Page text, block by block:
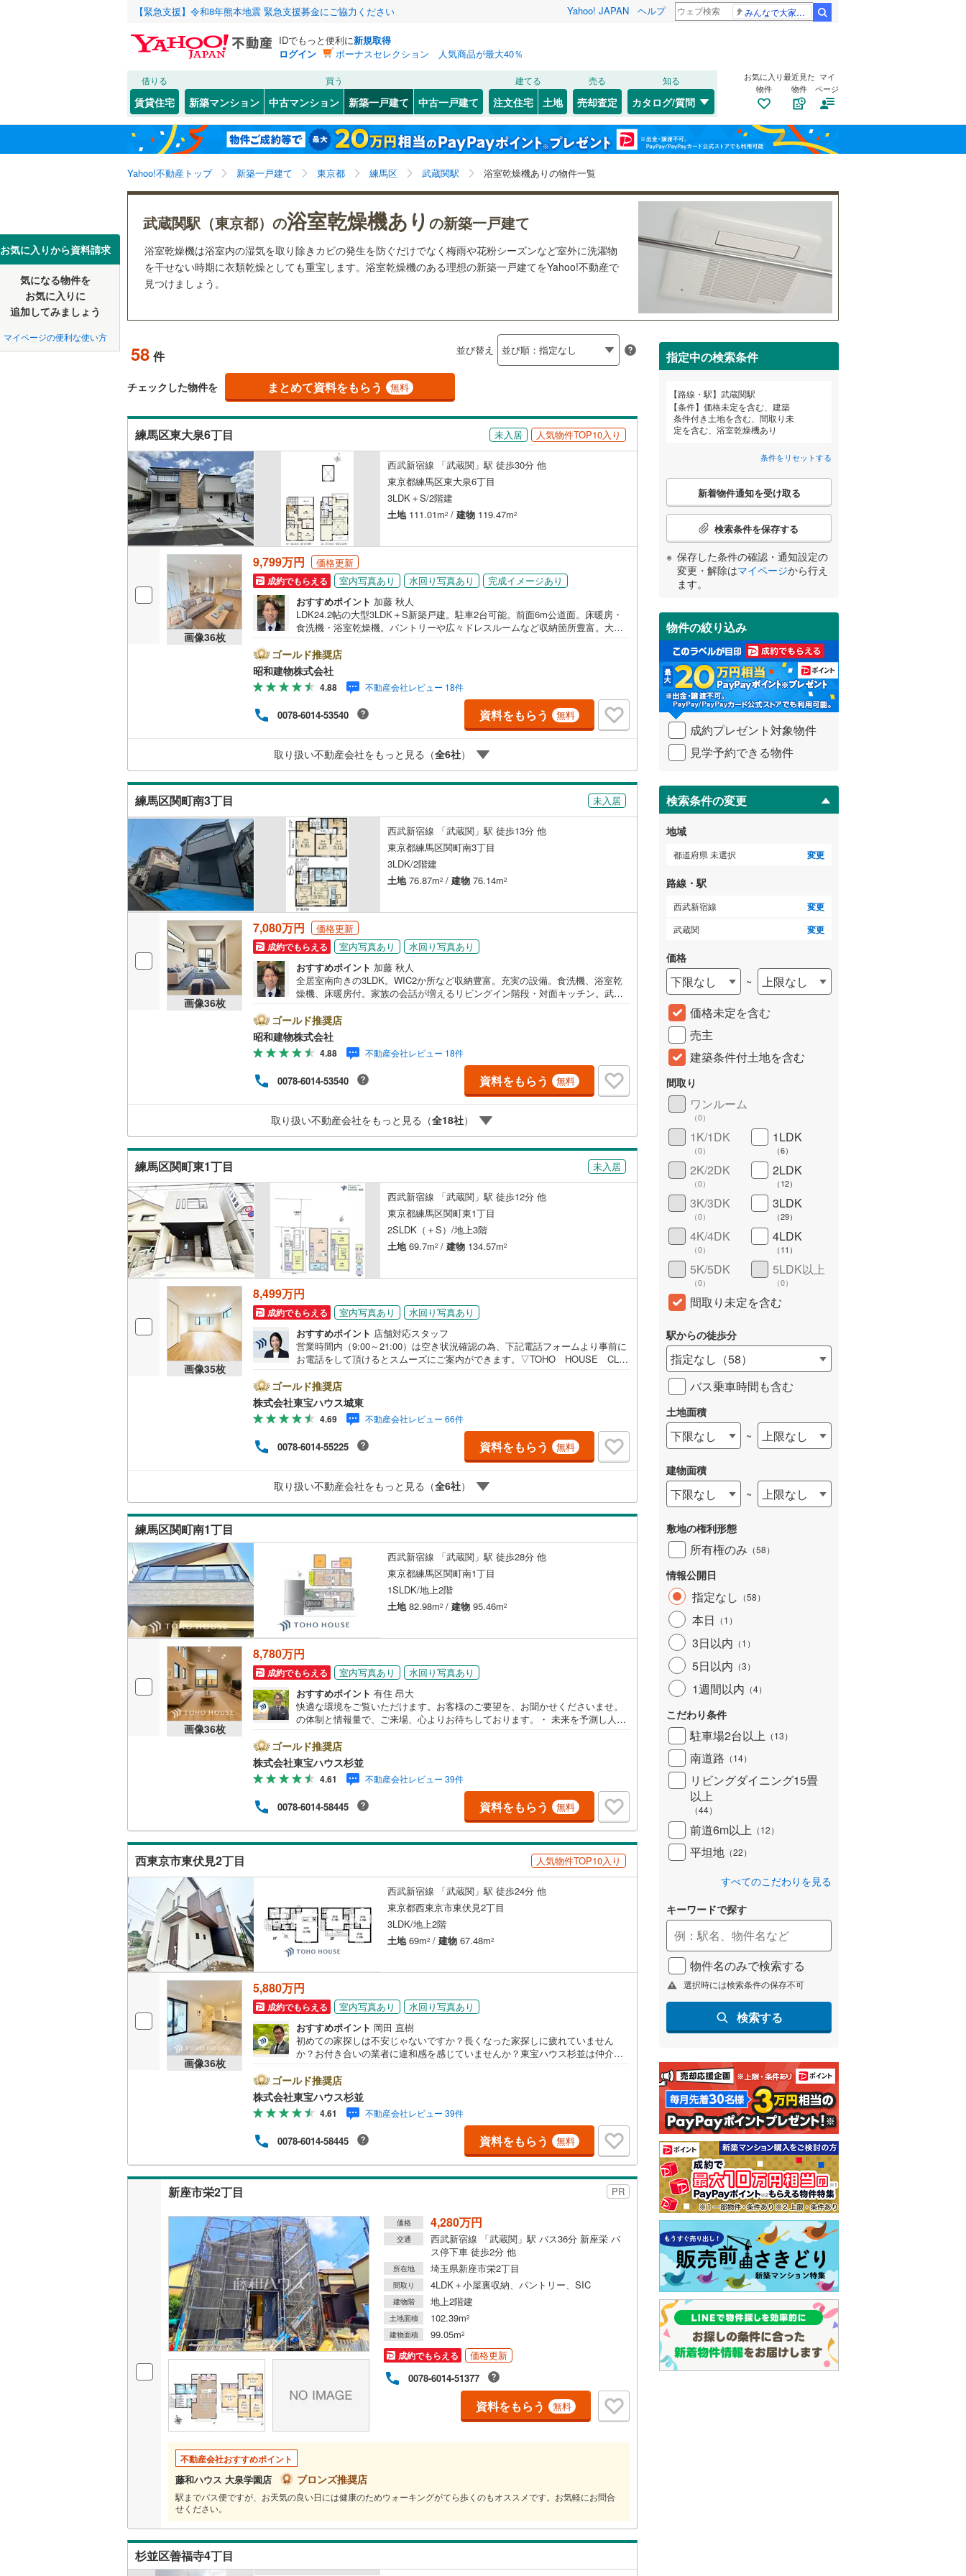
【緊急支援】令和8年熊本地震 緊急支援募金にご協力ください Yahoo! JAPAN ヘルプ みんなで大家さん 2881億円
IDでもっと便利に新規取得
ログイン
ボーナスセレクション 人気商品が最大40％
借りる
賃貸住宅
買う
新築マンション 中古マンション 新築一戸建て 中古一戸建て
建てる
注文住宅 土地
売る
売却査定
知る
カタログ/質問
お気に入り
物件
最近見た
物件
マイ
ページ
Yahoo!不動産トップ 新築一戸建て 東京都 練馬区 武蔵関駅 浴室乾燥機ありの物件一覧
お気に入りから資料請求
気になる物件を
お気に入りに
追加してみましょう
マイページの便利な使い方
武蔵関駅（東京都）の浴室乾燥機あり の新築一戸建て
浴室乾燥機は浴室内の湿気を取り除きカビの発生を防ぐだけでなく梅雨や花粉シーズンなど室外に洗濯物
を干せない時期に衣類乾燥としても重宝します。浴室乾燥機のある理想の新築一戸建てをYahoo!不動産で
見つけましょう。
58 件 並び替え
チェックした物件を まとめて資料をもらう 無料
練馬区東大泉6丁目 未入居 人気物件TOP10入り
西武新宿線 「武蔵関」駅 徒歩30分 他
東京都練馬区東大泉6丁目
3LDK＋S/2階建
土地111.01m2 / 建物 119.47m2
画像36枚
9,799万円 価格更新
成約でもらえる 室内写真あり 水回り写真あり
完成イメージあり
おすすめポイント 加藤 秋人
LDK24.2帖の大型3LDK＋S新築戸建。駐車2台可能。前面6m公道面。床暖房・
食洗機・浴室乾燥機。パントリーや広々ドレスルームなど収納箇所豊富。大泉
建物です・・・ 西荻窪に創業44年、地域密着の不動産会社です。 不動産購
入、買換えには、不安がつきもの。 物件の選定や住宅ローンはもちろん地域密
着だからこその情報をお伝え、ご提案いたします。 お気軽にご相談、ご来社
頂ける会社です。スタッフ一同、心よりお待ちしております。 同じ立地、同じ
建物は存在しません。唯一無二の不動産をお手伝いいたします。 キッズルーム
充実・チャイルド-シートの用意もございます。 ご家族で楽しくご検討頂けるよ
うご案内しておりますのでぜひ、お気軽にお問い合わせください。 営業時間:
ゴールド推奨店
昭和建物株式会社
4.88 不動産会社レビュー 18件
0078-6014-53540 資料をもらう 無料
取り扱い不動産会社をもっと見る（全6社）
練馬区関町南3丁目 未入居
西武新宿線 「武蔵関」駅 徒歩13分 他
東京都練馬区関町南3丁目
3LDK/2階建
土地76.87m2 / 建物 76.14m2
画像36枚
7,080万円 価格更新
成約でもらえる 室内写真あり
水回り写真あり
おすすめポイント 加藤 秋人
全居室南向きの3LDK。WIC2か所など収納豊富。充実の設備。食洗機、浴室乾
燥機、床暖房付。家族の会話が増えるリビングイン階段・対面キッチン。武蔵
地。 ・・・地域密着昭和建物です・・・ 西荻窪に創業44年、地域密着の不動
産会社です。 不動産購入、買換えには、不安がつきもの。 物件の選定や住宅
ローンはもちろん地域密着だからこその情報をお伝え、ご提案いたします。
お気軽にご相談、ご来社頂ける会社です。スタッフ一同、心よりお待ちしてお
たします。 キッズルーム充実・チャイルド-シートの用意もございます。 ご家
族で楽しくご検討頂けるようご案内しておりますのでぜひ、お気軽にお問い合
ゴールド推奨店
昭和建物株式会社
4.88 不動産会社レビュー 18件
0078-6014-53540 資料をもらう 無料
取り扱い不動産会社をもっと見る（全18社）
練馬区関町東1丁目 未入居
西武新宿線 「武蔵関」駅 徒歩12分 他
東京都練馬区関町東1丁目
2SLDK（＋S）/地上3階
土地69.7m2 / 建物 134.57m2
画像35枚
8,499万円
成約でもらえる 室内写真あり
水回り写真あり
おすすめポイント 店舗対応スタッフ
営業時間内（9:00～21:00）は空き状況確認の為、下記電話フォームより事前に
お電話をして頂けるとスムーズにご案内ができます。▽TOHO HOUSE CLU
て暮らしの「安心」を守り続けます。【Yahoo！ 不動産キャンペーン対象店
舗】当店で物件を成約するとPayPayボーナスライトがもらえる「Yahoo！ 不動
産 物件ご成約キャンペーン」の対象になります。「資料をもらう」「見学予約
をする」ボタンからお問い合わせください。※必ずYahoo！ JAPAN IDでログイ
ンしてください。※PayPayボーナスライトは出金と譲渡はできません。ご案
内・詳細な資料のご請求はお気軽にどうぞ♪お電話でのお問い合わせも常時受け
付けております！■頭金0円からのご購入可能です■（諸費用もOK）お気軽にお
ゴールド推奨店
株式会社東宝ハウス城東
4.69 不動産会社レビュー 66件
0078-6014-55225 資料をもらう 無料
取り扱い不動産会社をもっと見る（全6社）
練馬区関町南1丁目
西武新宿線 「武蔵関」駅 徒歩28分 他
東京都練馬区関町南1丁目
1SLDK/地上2階
土地82.98m2 / 建物 95.46m2
画像36枚
8,780万円
成約でもらえる 室内写真あり
水回り写真あり
おすすめポイント 有住 昂大
快適な環境をご覧いただけます。お客様のご要望を、お聞かせくださいませ。
の体制と情報量で、ご来場、心よりお待ちしております。・ 未来を予測し人生
リフォームをオンライン上でご提案「ミラカレクラブ」。・ 不動産売却時、ご
自宅を綺麗にかつ瀟洒にさせるCG加工ホームステイジングサービス。・ 購入
者様へ、税理士による確定申告の無料セミナーをご招待いたします。◆ご予約
に際して◆日時のご希望をお伝えください。（もちろん当日でも対応可能で
す）事前に鍵等の手配や内覧（居住中物件）の手配が必要な場合がございます
のでご容赦ください。事前にご連絡をいただけると、スムーズなご案内が可能
となりますのでお手数ですがご一報ください。◆物件のご案内は◆弊社へのご
来社、お客様宅へのお迎え・最寄駅での待ち合わせ、物件周辺のコンビニ等で
お待ち合わせなど、ご希望をお伝えください。ご希望条件をお伝え頂けました
ら、ご見学希望物件以外の資料も用意して参ります。もちろん他の物件も併せ
てご案内させていただきます。
ゴールド推奨店
株式会社東宝ハウス杉並
4.61 不動産会社レビュー 39件
0078-6014-58445 資料をもらう 無料
西東京市東伏見2丁目 人気物件TOP10入り
西武新宿線 「武蔵関」駅 徒歩24分 他
東京都西東京市東伏見2丁目
3LDK/地上2階
土地69m2 / 建物 67.48m2
画像36枚
5,880万円
成約でもらえる 室内写真あり
水回り写真あり
おすすめポイント 岡田 直樹
初めての家探しは不安じゃないですか？長くなった家探しに疲れていません
か？お付き合いの業者に違和感を感じていませんか？東宝ハウス杉並は仲介業
お探しします。東宝ハウス杉並【（FD）:】ご見学希望の物件以外も併せてご案
内させていただきます。遠慮なくご希望をお伝えくださいませ。■ご見学につい
て■【営業時間 9:00～21:00】人気物件は特に問い合わせが集中するため、お早
めにお電話くださいませ。「室内・現地を見学する」ボタンよりご予約いただ
くとご見学がスムーズとなります。■TOHO HOUSE CLUB■弊社で売買された
お客様はTOHO HOUSE CLUBに加入可能。10～20年後のリフォーム、保険の見
直しや借り換えなど、オンラインでやりとりができます。■FPによるファイナ
ンシャルライフサポート■ファイナンシャルプランナーが住宅ローン、保険・税
金、資産運用、相続などの対策をアドバイスを致します。
ゴールド推奨店
株式会社東宝ハウス杉並
4.61 不動産会社レビュー 39件
0078-6014-58445 資料をもらう 無料
新座市栄2丁目 PR
価格 4,280万円
交通
西武新宿線 「武蔵関」駅 バス36分 新座栄 バ
ス停下車 徒歩2分 他
所在地 埼玉県新座市栄2丁目
間取り 4LDK＋小屋裏収納、パントリー、SIC
建物階 地上2階建
土地面積 102.39m2
建物面積 99.05m2
成約でもらえる
価格更新
0078-6014-51377
資料をもらう 無料
不動産会社おすすめポイント
藤和ハウス 大泉学園店 ブロンズ推奨店
駅までバス便ですが、お天気の良い日には健康のためウォーキングがてら歩くのもオススメです。お気軽にお問合
せください。
杉並区善福寺4丁目
指定中の検索条件
路線・駅
武蔵関駅
条件
価格未定を含む、建築
条件付き土地を含む、間取り未
定を含む、浴室乾燥機あり
条件をリセットする
こ
検
条
件
受
け
取
る
・
条
件
を
イ
ペ
ジ
に
保
存
す
る
新着物件通知を受け取る
検索条件を保存する
保存した条件の確認・通知設定の
変更・解除はマイページから行え
ます。
物件の絞り込み
成約プレゼント対象物件
見学予約できる物件
検索条件の変更
地域
都道府県 未選択 変更
路線・駅
西武新宿線 変更
武蔵関 変更
価格
下限なし ~
上限なし
価格未定を含む
売主
建築条件付土地を含む
間取り
ワンルーム
（0）
1K/1DK
（0）
1LDK
（6）
2K/2DK
（0）
2LDK
（12）
3K/3DK
（0）
3LDK
（29）
4K/4DK
（0）
4LDK
（11 ）
5K/5DK
（0）
5LDK以上
（0）
間取り未定を含む
駅からの徒歩分
指定なし （58）
バス乗車時間も含む
土地面積
下限なし ~ 上限なし
建物面積
下限なし ~ 上限なし
敷地の権利形態
所有権のみ （58）
情報公開日
指定なし （58）
本日 （1 ）
3日以内 （1 ）
5日以内 （3）
1週間以内 （4）
こだわり条件
駐車場2台以上 （13）
南道路 （14）
リビングダイニング15畳
以上
（44）
前道6m以上 （12）
平坦地 （22）
すべてのこだわりを見る
キーワードで探す
物件名のみで検索する
選択時には検索条件の保存不可
検索する
北海道 北海道
東北 青森 岩手 宮城 秋田 山形 福島
関東 東京 神奈川 埼玉 千葉 茨城
新潟 長野 富山
東海 愛知 岐阜 静岡 三重
近畿
中国 鳥取 島根 岡山 広島 山口
高知
福岡 佐賀 長崎 鹿児島 沖縄
該当物件0件 この条件で検索する 条件をリセットする
該当物件0件 この条件で検索する 条件をリセットする
該当物件0件 この条件で検索する 条件をリセットする
JR 函館本線(0) 札沼線(0) 千歳線(0)
石勝線(0) 室蘭本線(0) 日高本線(0)
根室本線(0) 富良野線(0) 宗谷本線(0)
石北本線
(0) 釧網本線(0)
常磐線(1,039) 水郡線(228) 川越線(645)
高崎線(1,290) 上越線(229)
両毛線(233 ) 水戸線(55) 日光線(165)
213)
釜石線(6)
花輪線 (0) 八戸線(0)
大湊線(0)
陸羽西線(0)
米坂線(2) 左沢線( 44
五能線(0)
信越本線(100)
飯山線(0 越後線(7) 弥彦線(0)
湘南新宿ライン（宇都宮～逗子）
(1,843)
湘南新宿ライン（前橋～小田原）
総武本線(557)
外房線(197) 内房線(402) 京葉線(237
成田線(205) 鹿島線(6 久留里線(137)
山手線(79)
南武線(537) 武蔵野線(1,842)
横浜線 (1,732) 横須賀線(676 )
相模線(1,363) 中央本線（JR東日本）(1,288 ) 青梅線
五日市線 (206) 八高線 小海線(2)
篠ノ井線(11) 大糸線（JR東日本）(4)
総武線(953)
伊東線(1) 東海道本線（JR東海） 御殿場線
身延線(93) 飯田線 中央本線（JR東海）
武豊線(144) 高山本線（JR東海） 太多線 (66
関西本線（JR東海）
名松線(4)
参宮線( 0) 東海道本線（JR西日本）
大糸線（JR西日本）
0 小浜線
越美北線(0) 七尾線(0) 城端線(0 )
氷見線
(0) 関西本線（JR西日本） (
紀勢本線（JR西日本）
大阪環状線
福知山線(229) 山陽本線（JR西日本）( 753)
播但線(53) 姫新線
赤穂線(43) 津山線 (34
宇野線(36) 伯備線(63) 芸備線(47 )
可部線(27)
岩徳線(0 山口線(2) 宇部線(3)
小野田線(2) 美祢線 山陰本線(
舞鶴線(4) 因美線(0 1)
木次線(0) 草津線(40) 奈良線 (172
桜井線(134) 片町線 和歌山線(93 )
阪和線(87) 東西線(37)
おおさか東線( 72) 本四備讃線 (5) 予讃線(1 )
内子線 (0) 高徳線(1)
鳴門線(0 牟岐線(3)
土讃線( 1 山陽本線（JR九州） (31)
香椎線(349) 篠栗線(183
三角線( 223) 肥薩線 指宿枕崎線 147
長崎本線(178) 唐津線(40)
佐世保線(16) 大村線(21) 久大本線(88)
豊肥本線(453) 日豊本線 日田彦山線(
日南線 (50) 筑豊本線(169 )
後藤寺線( 48) 北海道新幹線 (0
東北新幹線
山形新幹線(436 )
秋田新幹線(253) 北陸新幹線 東海道新幹線
山陽新幹線(224) 北陸新幹線（JR西日本）( 2)
札幌市営地下鉄南北線 札幌市営地下鉄東豊線
仙台市地下鉄東西線(105) 東京メトロ銀座線
東京メトロ丸ノ内方南支線( 19) 東京メトロ日比谷線
東京メトロ東西線(317) 東京メトロ千代田線(157) 東京メトロ有楽町線
東京メトロ半蔵門線(30) 東京メトロ南北線(84) 東京メトロ副都心線( 191 )
都営浅草線
都営三田線 都営新宿線( 379 )
都営大江戸線(101)
横浜市営地下鉄グリーンライン
297)
名古屋市営地下鉄東山線(409) 名古屋市営地下鉄名城線(317) 名古屋市営地下鉄鶴舞線(262)
名古屋市営地下鉄桜通線(344) 名古屋市営地下鉄上飯田線
京都市営地下鉄烏丸線 (23 OsakaMetro長堀鶴見緑地線
OsakaMetro今里筋線(30) OsakaMetro御堂筋線(69)
OsakaMetro四つ橋線
OsakaMetro千日前線(6)
OsakaMetro堺筋線( 神戸市営地下鉄海岸線(18)
福岡市地下鉄空港線( 福岡市地下鉄箱崎線(13 福岡市地下鉄七隈線(334)
私鉄・その他 札幌市電(0) 函館市電(0) 函館市電宝来・谷地頭線(0)
真岡鐵道(14)
阿武隈急行
91 会津鉄道 山形鉄道フラワー長井線(0)
秋田内陸縦貫鉄道( ) しなの鉄道北しなの線 ( 2)
えちごトキめき鉄道妙高はねうまラ
イン(3)
いすみ鉄道(0) 北越急行ほくほく線 (0 ) しなの鉄道(13)
IGRいわて銀河鉄道(0 津軽鉄道(0)
弘南鉄道弘南線(0) 三陸鉄道リアス線(9)
由利高原鉄道鳥海山ろく線
福島交通飯坂線 仙台空港アクセス線(66)
長野電鉄長野線(5 上田電鉄別所線 5)
関東鉄道竜ケ崎線(18)
鹿島臨海鉄道大洗鹿島線
小湊鐵道(64)
上毛電気鉄道上毛線(166) 秩父鉄道(128)
流鉄流山線(209) つくばエクスプレス(619)
該当物件0件 この条件で検索する 条件をリセットする
(3) (2) (9) (19) (10) (7) (17) 鷺ノ宮 (53) (37) (44)
61) (58 ) (35) (95) (146 ) (191) (85 (184)
(126
該当物件0件 この条件で検索する 条件をリセットする
こだわり条件 設備
床暖房（34） オール電化（0） トイレ２か所（48）
駐車場2台以上（13） ビルトインガレージ（11） 太陽光発電システム（11）
ＴＶモニタ付インターホン
（52）
防犯カメラ（1）
配置、向き、建ち方、日当たり
前道6m以上 （12 ） 角地（8） 南道路 （14）
LD
（44）
（33）
設計住宅性能評価付き
（11）
住宅性能評価付き（7）
長期優良住宅
大規模（総区画数50戸以上）
最寄りの駅が始発駅 小学校まで1km以内（ 37）
間取り、居室全体
吹き抜け（12） バリアフリー住宅（28） 間取り変更可能（
二世帯向け（0 3階建て以上（3 ）
サービスルーム（納戸）
独立型キッチン（4） 対面キッチン（55）
浴室乾燥機あり ）
バルコニー、庭
ウッドデッキあり
収納
ウォークインクローゼット
（27 ）
販売、価格、契約、入居関連など
即入居可能（ 15）
オンライン対応
オンライン対応とは？ 詳しく見る
該当物件0件 この条件で検索する 条件をリセットする
検索条件を保存しました
この検索条件の新着物件通知は、 マイページから設定できます。
保存した条件を見る
武蔵関駅、価格未定を含む、建築条件付き土地を含む、
間取り未定を含む、浴室乾燥機あり
検索条件を保存する
閉じる お気に入りリストを見る
閉じる
閉じる お気に入りリストを見る
閉じる